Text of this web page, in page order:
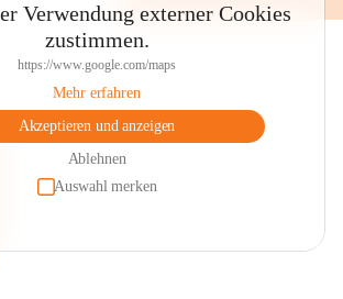
Verwendung externer Cookies
zustimmen.
https://www.google.com/maps
Mehr erfahren
Akzeptieren und anzeigen
Ablehnen
Auswahl merken